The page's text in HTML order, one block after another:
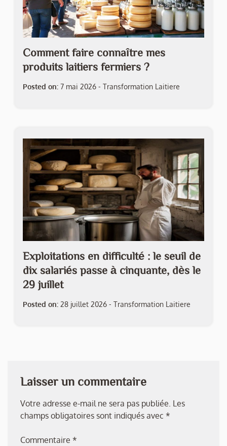
Comment faire connaître mes
produits laitiers fermiers ?
Posted on: 7 mai 2026 - Transformation Laitiere
Exploitations en difficulté : le seuil de
dix salariés passe à cinquante, dès le
29 juillet
Posted on: 28 juillet 2026 - Transformation Laitiere
Laisser un commentaire
Votre adresse e-mail ne sera pas publiée. Les
champs obligatoires sont indiqués avec *
Commentaire *